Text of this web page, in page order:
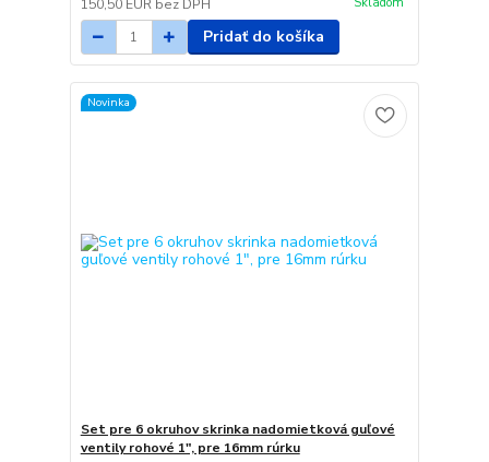
150,50 EUR bez DPH
Pridať do košíka
Novinka
Set pre 6 okruhov skrinka nadomietková guľové
ventily rohové 1", pre 16mm rúrku